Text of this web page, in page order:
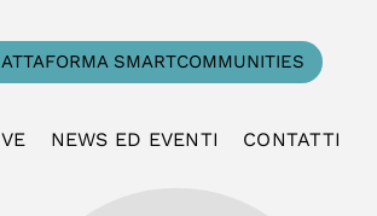
SMARTCOMMUNITIES
NEWS ED EVENTI CONTATTI